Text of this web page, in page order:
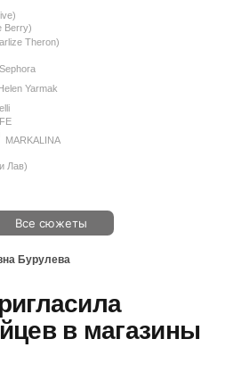
Theron)
Лав)
Berry)
Sephora
Helen Yarmak
MARKALINA
Все сюжеты
Бурулева
в магазины